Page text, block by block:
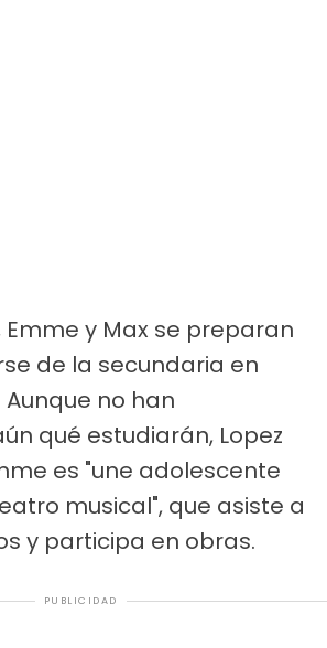
y Max se preparan
de la secundaria en
Aunque no han
qué estudiarán, Lopez
es "une adolescente
musical", que asiste a
y participa en obras.
PUBLICIDAD